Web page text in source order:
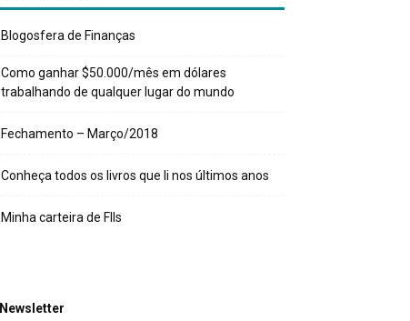
Blogosfera de Finanças
Como ganhar $50.000/mês em dólares
trabalhando de qualquer lugar do mundo
Fechamento – Março/2018
Conheça todos os livros que li nos últimos anos
Minha carteira de FIIs
Newsletter